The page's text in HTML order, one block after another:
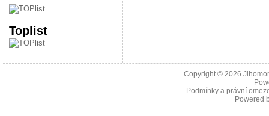
Toplist
Copyright © 2026
Podmínky a právní
Powered